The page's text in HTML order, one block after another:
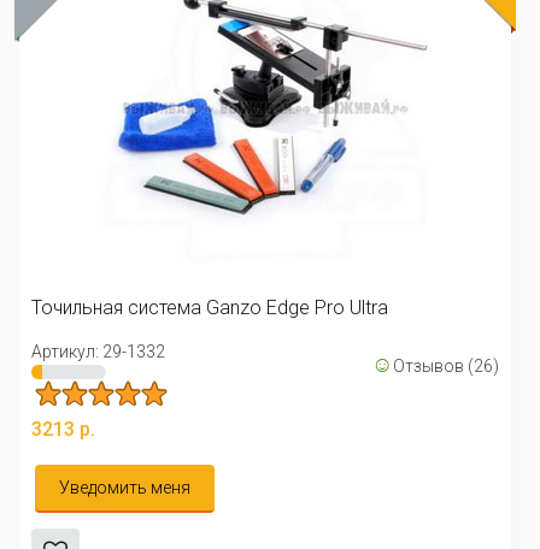
Точильная система Ganzo Edge Pro Ultra
Артикул: 29-1332 ☺ Отзывов (26)
3213 р.
Уведомить меня